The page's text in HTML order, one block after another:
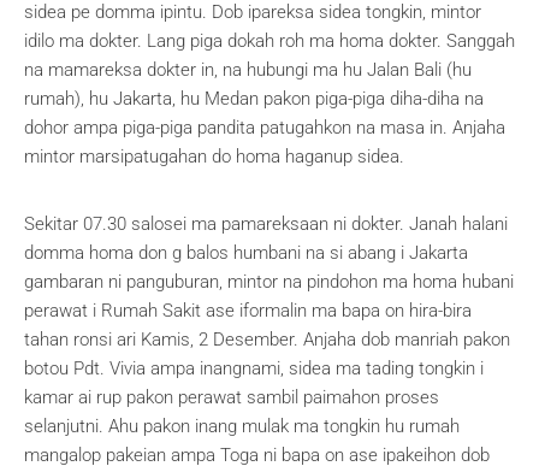
sidea pe domma ipintu. Dob ipareksa sidea tongkin, mintor
idilo ma dokter. Lang piga dokah roh ma homa dokter. Sanggah
na mamareksa dokter in, na hubungi ma hu Jalan Bali (hu
rumah), hu Jakarta, hu Medan pakon piga-piga diha-diha na
dohor ampa piga-piga pandita patugahkon na masa in. Anjaha
mintor marsipatugahan do homa haganup sidea.
Sekitar 07.30 salosei ma pamareksaan ni dokter. Janah halani
domma homa don g balos humbani na si abang i Jakarta
gambaran ni panguburan, mintor na pindohon ma homa hubani
perawat i Rumah Sakit ase iformalin ma bapa on hira-bira
tahan ronsi ari Kamis, 2 Desember. Anjaha dob manriah pakon
botou Pdt. Vivia ampa inangnami, sidea ma tading tongkin i
kamar ai rup pakon perawat sambil paimahon proses
selanjutni. Ahu pakon inang mulak ma tongkin hu rumah
mangalop pakeian ampa Toga ni bapa on ase ipakeihon dob